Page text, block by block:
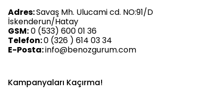
Adres:Savaş Mh. Ulucami cd. NO:91/D
İskenderun/Hatay
GSM:0 (533) 600 01 36
Telefon:0 (326 ) 614 03 34
E-Posta:info@benozgurum.com
Kampanyaları Kaçırma!